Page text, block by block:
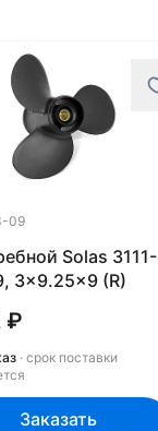
09
Solas 3111-
3x9.25x9 (R)
₽
· срок поставки
Заказать